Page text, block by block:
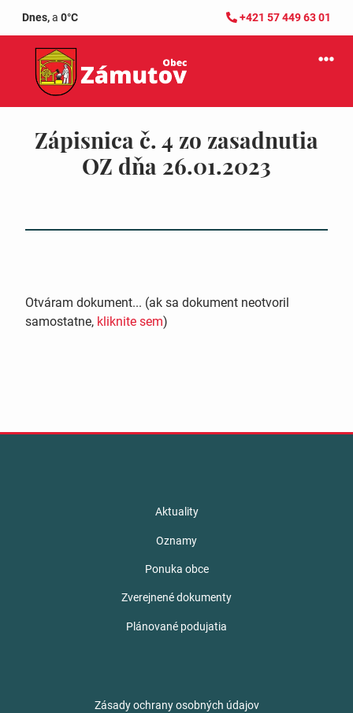
Dnes,a 0°C +421 57 449 63 01
Zápisnica č. 4 zo zasadnutia
OZ dňa 26.01.2023
Otváram dokument... (ak sa dokument neotvoril
samostatne, kliknite sem)
Aktuality
Oznamy
Ponuka obce
Zverejnené dokumenty
Plánované podujatia
Zásady ochrany osobných údajov